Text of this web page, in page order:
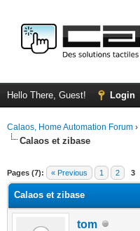
Hello There, Guest! Login
Calaos, Home Automation Forum ›
Calaos et zibase
Pages (7): « Previous 1 2 3
Calaos et zibase
tom